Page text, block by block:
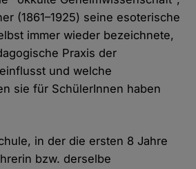
(1861–1925) seine esoterische
immer wieder bezeichnete,
Praxis der
und welche
sie für SchülerInnen haben
in der die ersten 8 Jahre
bzw. derselbe